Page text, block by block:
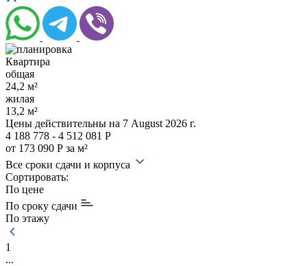
Квартира
общая
24,2 м²
жилая
13,2 м²
Цены действительны на 7 August 2026 г.
4 188 778 - 4 512 081 Р
от 173 090 Р за м²
Все сроки сдачи и корпуса
Сортировать:
По цене
По сроку сдачи
По этажу
1
...